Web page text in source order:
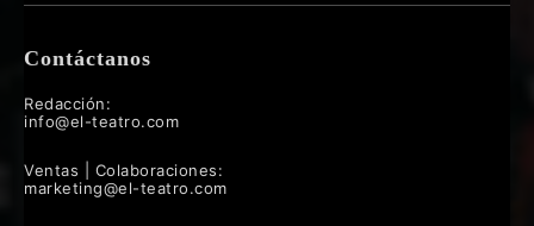
Contáctanos
Redacción:
info@el-teatro.com
Ventas | Colaboraciones:
marketing@el-teatro.com